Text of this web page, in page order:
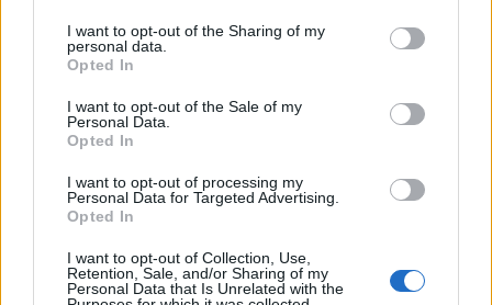
I want to opt-out of the Sharing of my
personal data.
Opted In
I want to opt-out of the Sale of my
Personal Data.
Opted In
I want to opt-out of processing my
Personal Data for Targeted Advertising.
Opted In
I want to opt-out of Collection, Use,
Retention, Sale, and/or Sharing of my
Personal Data that Is Unrelated with the
Tomar saquinavir con ciertos medicamentos
puede causar efectos secundarios graves y
potencialmente mortales.
Mientras tome saquinavir, es importante acudir a todas
las citas con su proveedor de atención de salud.
Cómo se debe guardar este
medicamento?